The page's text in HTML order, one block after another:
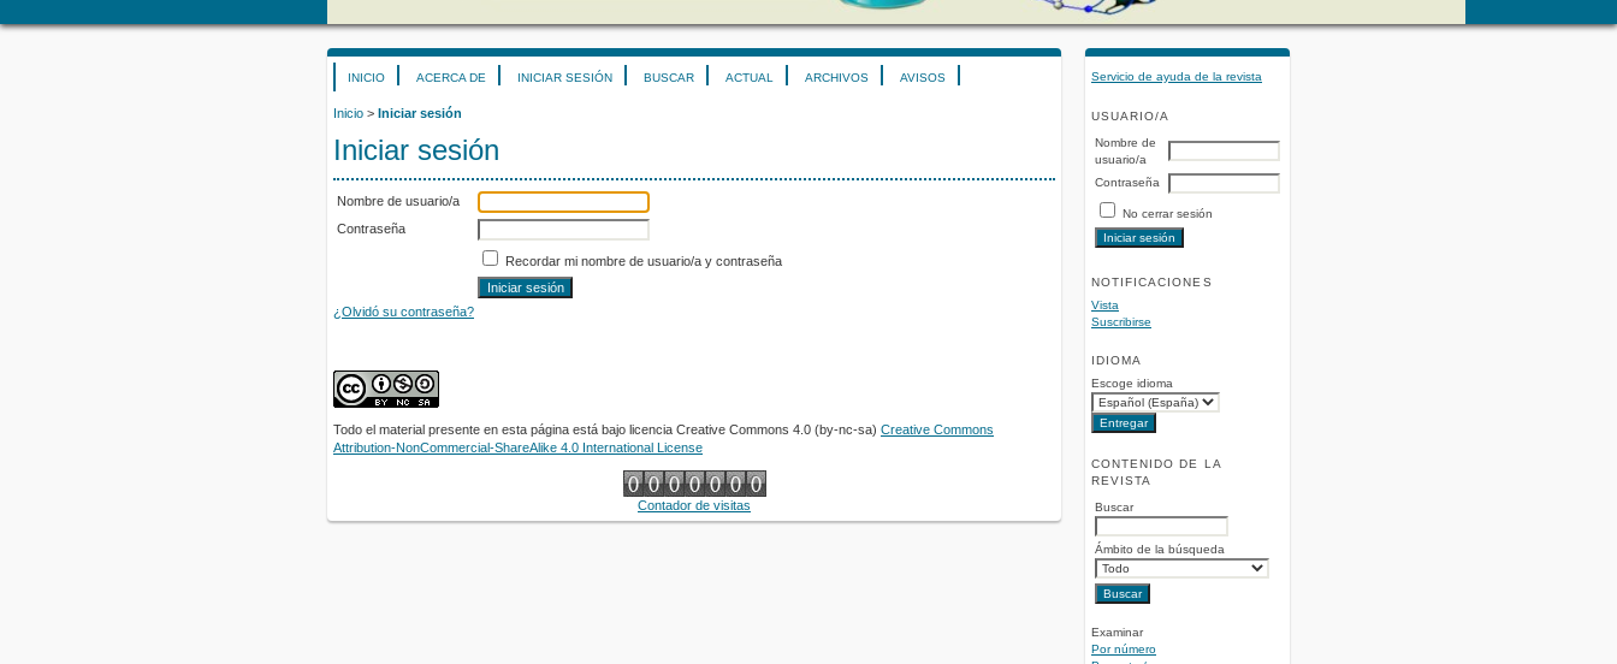
Servicio de ayuda de la revista
USUARIO/A
Nombre de
usuario/a
Contraseña
No cerrar sesión
NOTIFICACIONES
Vista
Suscribirse
IDIOMA
Escoge idioma
CONTENIDO DE LA
REVISTA
Buscar
Ámbito de la búsqueda
Examinar
Por número
INICIO ACERCA DE INICIAR SESIÓN BUSCAR ACTUAL ARCHIVOS AVISOS
Inicio > Iniciar sesión
Iniciar sesión
Nombre de usuario/a
Contraseña
Recordar mi nombre de usuario/a y contraseña
¿Olvidó su contraseña?
Todo el material presente en esta página está bajo licencia Creative Commons 4.0 (by-nc-sa) Creative Commons
Attribution-NonCommercial-ShareAlike 4.0 International License
Contador de visitas